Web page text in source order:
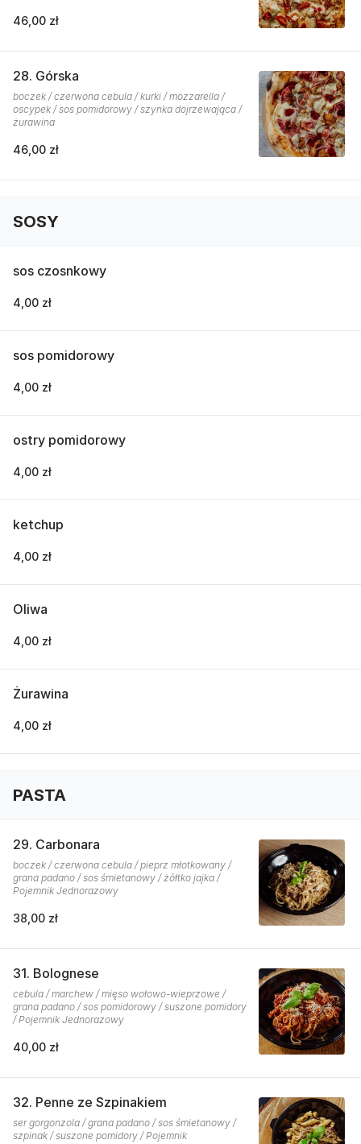
46,00 zł
28. Górska
boczek / czerwona cebula / kurki / mozzarella /
oscypek / sos pomidorowy / szynka dojrzewająca /
żurawina
46,00 zł
SOSY
sos czosnkowy
4,00 zł
sos pomidorowy
4,00 zł
ostry pomidorowy
4,00 zł
ketchup
4,00 zł
Oliwa
4,00 zł
Żurawina
4,00 zł
PASTA
29. Carbonara
boczek / czerwona cebula / pieprz młotkowany /
grana padano / sos śmietanowy / żółtko jajka /
Pojemnik Jednorazowy
38,00 zł
31. Bolognese
cebula / marchew / mięso wołowo-wieprzowe /
grana padano / sos pomidorowy / suszone pomidory
/ Pojemnik Jednorazowy
40,00 zł
32. Penne ze Szpinakiem
ser gorgonzola / grana padano / sos śmietanowy /
szpinak / suszone pomidory / Pojemnik